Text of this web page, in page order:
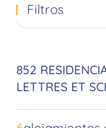
852
LETTRES ET
Filtros